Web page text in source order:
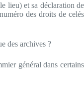
lieu) et sa déclaration de
des droits de celés
des archives ?
général dans certains